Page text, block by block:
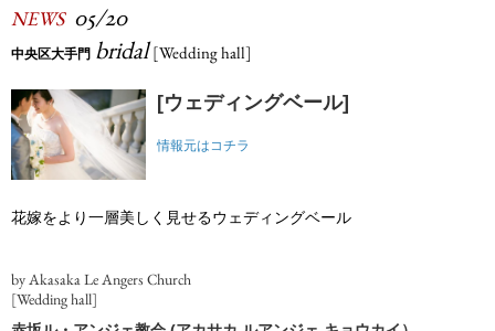
NEWS 05/20
中央区大手門 bridal [Wedding hall]
[ウェディングベール]
情報元はコチラ
花嫁をより一層美しく見せるウェディングベール
by Akasaka Le Angers Church
[Wedding hall]